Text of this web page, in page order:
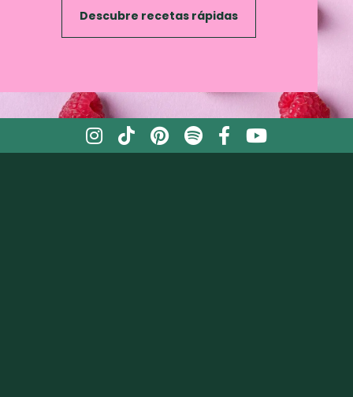
Descubre recetas rápidas